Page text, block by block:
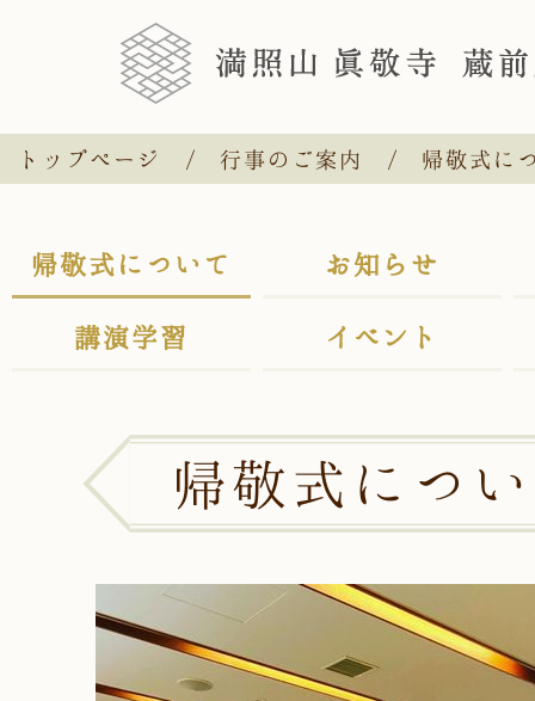
トップページ 行事のご案内 帰敬式に
帰敬式について お知らせ
講演学習 イベント
帰敬式につ